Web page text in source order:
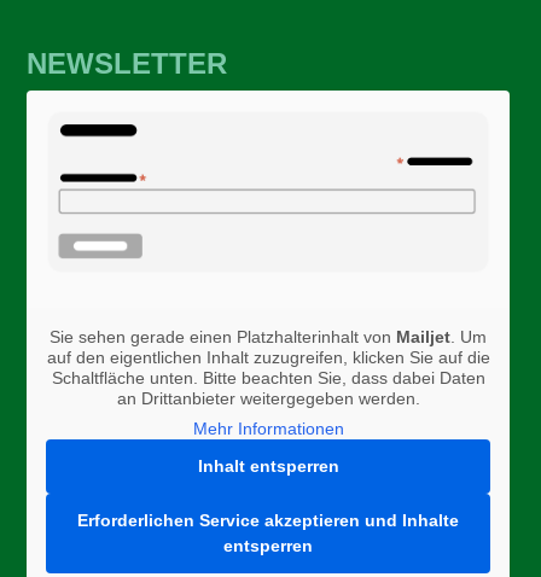
NEWSLETTER
Sie sehen gerade einen Platzhalterinhalt von Mailjet. Um
auf den eigentlichen Inhalt zuzugreifen, klicken Sie auf die
Schaltfläche unten. Bitte beachten Sie, dass dabei Daten
an Drittanbieter weitergegeben werden.
Mehr Informationen
Inhalt entsperren
Erforderlichen Service akzeptieren und Inhalte
entsperren